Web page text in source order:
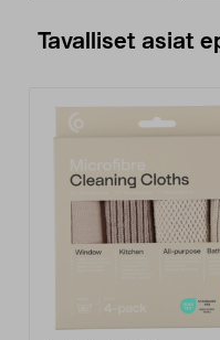
Tavalliset asiat